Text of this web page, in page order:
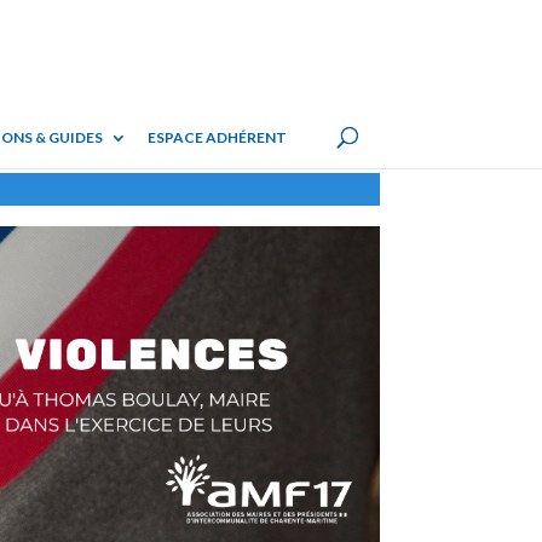
& GUIDES ESPACE ADHÉRENT